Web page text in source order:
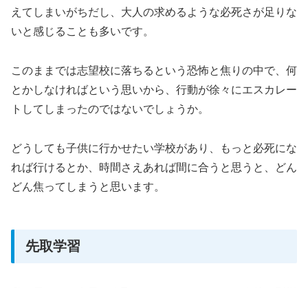
えてしまいがちだし、大人の求めるような必死さが足りな
いと感じることも多いです。
このままでは志望校に落ちるという恐怖と焦りの中で、何
とかしなければという思いから、行動が徐々にエスカレー
トしてしまったのではないでしょうか。
どうしても子供に行かせたい学校があり、もっと必死にな
れば行けるとか、時間さえあれば間に合うと思うと、どん
どん焦ってしまうと思います。
先取学習